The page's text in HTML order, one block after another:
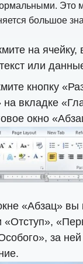
Это
большое
на ячейку,
или
кнопку
на вкладке
окно
«Абзац» вы
«Отступ»,
за ней